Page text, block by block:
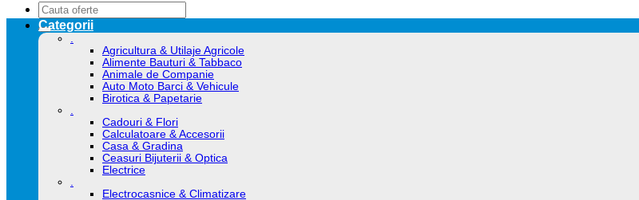
Caută
după:
Categorii
.
Agricultura & Utilaje Agricole
Alimente Bauturi & Tabbaco
Animale de Companie
Auto Moto Barci & Vehicule
Birotica & Papetarie
.
Cadouri & Flori
Calculatoare & Accesorii
Casa & Gradina
Ceasuri Bijuterii & Optica
Electrice
.
Electrocasnice & Climatizare